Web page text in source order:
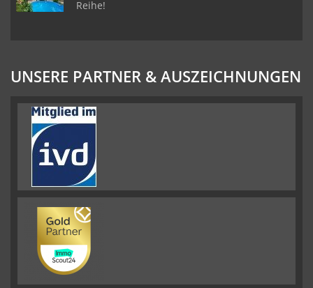
Reihe!
UNSERE PARTNER & AUSZEICHNUNGEN